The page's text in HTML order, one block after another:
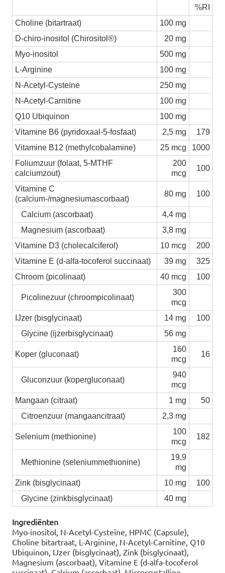
%RI
Choline (bitartraat)
100 mg
D-chiro-inositol (Chirositol®)
20 mg
Myo-inositol
500 mg
L-Arginine
100 mg
N-Acetyl-Cysteïne
250 mg
N-Acetyl-Carnitine
100 mg
Q10 Ubiquinon
100 mg
Vitamine B6 (pyridoxaal-5-fosfaat)
2,5 mg
179
Vitamine B12 (methylcobalamine)
25 mcg
1000
Foliumzuur (folaat, 5-MTHF
calciumzout)
200
mcg
100
Vitamine C
(calcium-/magnesiumascorbaat)
80 mg 100
Calcium (ascorbaat)
4,4 mg
Magnesium (ascorbaat)
3,8 mg
Vitamine D3 (cholecalciferol)
10 mcg
200
Vitamine E (d-alfa-tocoferol succinaat)
39 mg
325
Chroom (picolinaat)
40 mcg 100
Picolinezuur (chroompicolinaat)
300
mcg
IJzer (bisglycinaat)
14 mg
100
Glycine (ijzerbisglycinaat)
56 mg
Koper (gluconaat)
160
mcg
16
Gluconzuur (kopergluconaat)
940
mcg
Mangaan (citraat)
1 mg
50
Citroenzuur (mangaancitraat)
2,3 mg
Selenium (methionine)
100
mcg
182
Methionine (seleniummethionine)
19,9
mg
Zink (bisglycinaat)
10 mg
100
Glycine (zinkbisglycinaat)
40 mg
Ingrediënten
Myo-inositol, N-Acetyl-Cysteïne, HPMC (Capsule),
Choline bitartraat, L-Arginine, N-Acetyl-Carnitine, Q10
Ubiquinon, IJzer (bisglycinaat), Zink (bisglycinaat),
Magnesium (ascorbaat), Vitamine E (d-alfa-tocoferol